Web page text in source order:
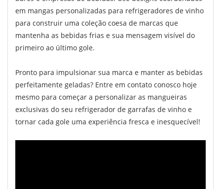
em mangas personalizadas para refrigeradores de vinho
para construir uma coleção coesa de marcas que
mantenha as bebidas frias e sua mensagem visível do
primeiro ao último gole.
Pronto para impulsionar sua marca e manter as bebidas
perfeitamente geladas? Entre em contato conosco hoje
mesmo para começar a personalizar as mangueiras
exclusivas do seu refrigerador de garrafas de vinho e
tornar cada gole uma experiência fresca e inesquecível!